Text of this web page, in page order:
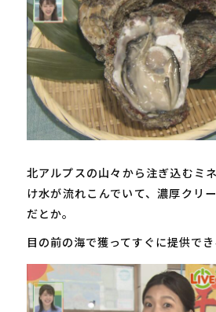
北アルプスの山々から注ぎ込むミ
け水が流れこんでいて、濃厚クリ
だとか。
目の前の海で獲ってすぐに提供で